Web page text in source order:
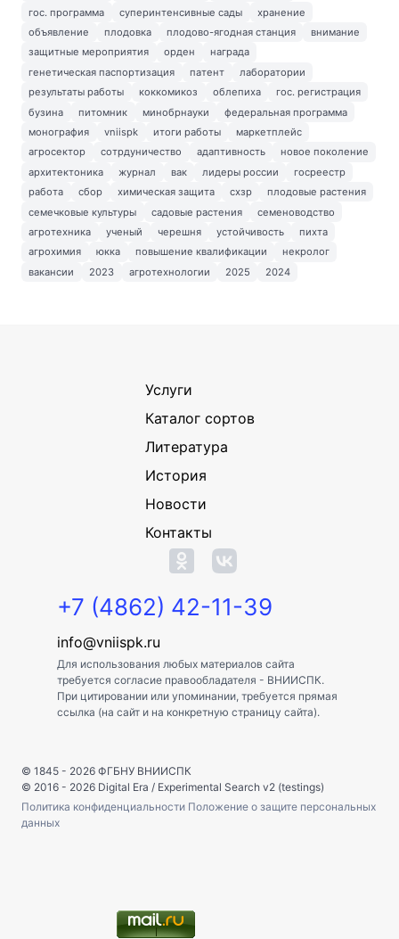
гос. программа
суперинтенсивные сады
хранение
объявление
плодовка плодово-ягодная станция
внимание
защитные мероприятия
орден
награда
генетическая паспортизация
патент
лаборатории
результаты работы
коккомикоз облепиха
гос. регистрация
бузина
питомник минобрнауки
федеральная программа
монография
vniispk итоги работы
маркетплейс
агросектор
сотрдуничество адаптивность
новое поколение
архитектоника
журнал вак лидеры россии
госреестр
работа
сбор химическая защита схзр
плодовые растения
семечковые культуры
садовые растения
семеноводство
агротехника
ученый черешня устойчивость
пихта
агрохимия
юкка повышение квалификации
некролог
вакансии
2023 агротехнологии 2025 2024
Услуги
Каталог сортов
Литература
История
Новости
Контакты
+7 (4862) 42-11-39
info@vniispk.ru
Для использования любых материалов сайта
требуется согласие правообладателя - ВНИИСПК.
При цитировании или упоминании, требуется прямая
ссылка (на сайт и на конкретную страницу сайта).
© 1845 - 2026 ФГБНУ ВНИИСПК
© 2016 - 2026 Digital Era / Experimental Search v2 (testings)
Политика конфиденциальности Положение о защите персональных
данных